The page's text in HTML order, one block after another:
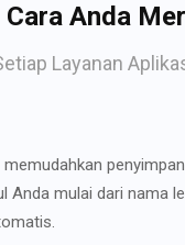
Anda
Layanan
memudahkan
Anda mulai dari nama